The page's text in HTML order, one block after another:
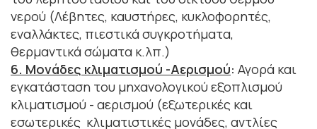
νερού (Λέβητες, καυστήρες, κυκλοφορητές,
εναλλάκτες, πιεστικά συγκροτήματα,
θερμαντικά σώματα κ.λπ.)
6. Μονάδες κλιματισμού -Αερισμού: Αγορά και
εγκατάσταση του μηχανολογικού εξοπλισμού
κλιματισμού - αερισμού (εξωτερικές και
εσωτερικές κλιματιστικές μονάδες, αντλίες